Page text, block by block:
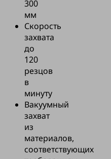
300
мм
Скорость
захвата
до
120
резцов
в
минуту
Вакуумный
захват
из
материалов,
соответствующих